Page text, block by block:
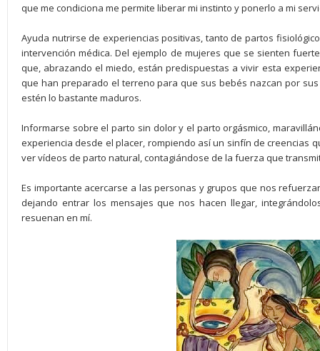
que me condiciona me permite liberar mi instinto y ponerlo a mi
Ayuda nutrirse de experiencias positivas, tanto de partos
intervención médica. Del ejemplo de mujeres que se sienten
que, abrazando el miedo, están predispuestas a vivir esta
que han preparado el terreno para que sus bebés nazcan por
estén lo bastante maduros.
Informarse sobre el parto sin dolor y el parto orgásmico,
experiencia desde el placer, rompiendo así un sinfín de creencias
ver vídeos de parto natural, contagiándose de la fuerza que
Es importante acercarse a las personas y grupos que nos
dejando entrar los mensajes que nos hacen llegar,
resuenan en mí.